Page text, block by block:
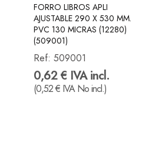
FORRO LIBROS APLI
AJUSTABLE 290 X 530 MM.
PVC 130 MICRAS (12280)
(509001)
Ref: 509001
0,62 € IVA incl.
(0,52 € IVA No incl.)